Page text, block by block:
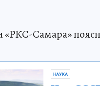
«РКС-Самара»
НАУКА